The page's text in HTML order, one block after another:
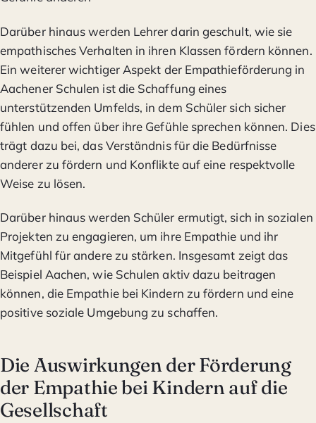
Darüber hinaus werden Lehrer darin geschult, wie sie
empathisches Verhalten in ihren Klassen fördern können.
Ein weiterer wichtiger Aspekt der Empathieförderung in
Aachener Schulen ist die Schaffung eines
unterstützenden Umfelds, in dem Schüler sich sicher
fühlen und offen über ihre Gefühle sprechen können. Dies
trägt dazu bei, das Verständnis für die Bedürfnisse
anderer zu fördern und Konflikte auf eine respektvolle
Weise zu lösen.
Darüber hinaus werden Schüler ermutigt, sich in sozialen
Projekten zu engagieren, um ihre Empathie und ihr
Mitgefühl für andere zu stärken. Insgesamt zeigt das
Beispiel Aachen, wie Schulen aktiv dazu beitragen
können, die Empathie bei Kindern zu fördern und eine
positive soziale Umgebung zu schaffen.
Die Auswirkungen der Förderung
der Empathie bei Kindern auf die
Gesellschaft